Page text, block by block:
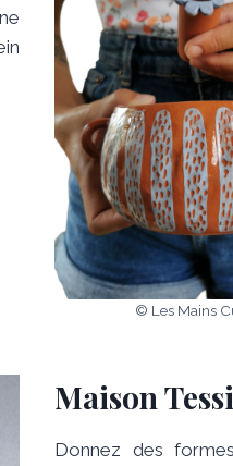
© Les Mains
Maison
Donnez des